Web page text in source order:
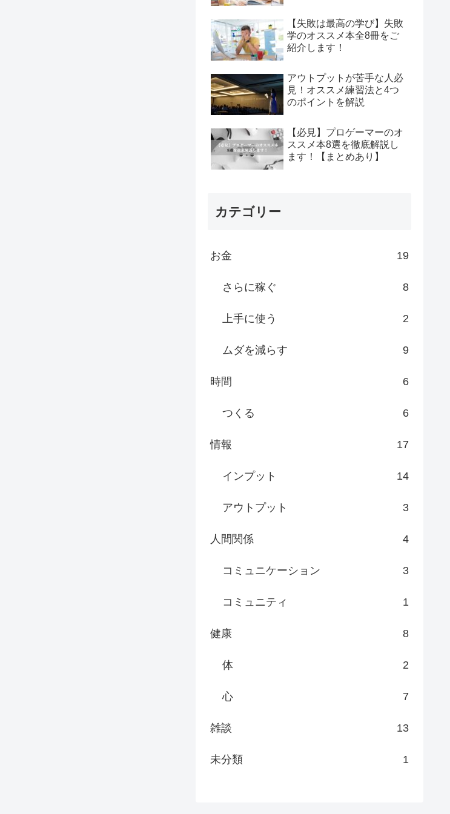
【失敗は最高の学び】失敗
学のオススメ本全8冊をご
紹介します！
アウトプットが苦手な人必
見！オススメ練習法と4つ
のポイントを解説
【必見】プロゲーマーのオ
ススメ本8選を徹底解説し
ます！【まとめあり】
カテゴリー
お金 19
さらに稼ぐ 8
上手に使う 2
ムダを減らす 9
時間 6
つくる 6
情報 17
インプット 14
アウトプット 3
人間関係 4
コミュニケーション 3
コミュニティ 1
健康 8
体 2
心 7
雑談 13
未分類 1